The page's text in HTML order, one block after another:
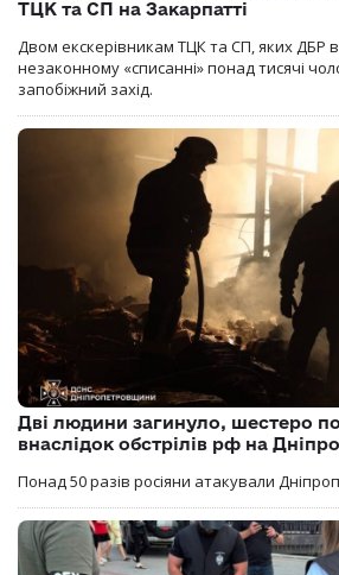
ТЦК та СП на Закарпатті
Двом екскерівникам ТЦК та СП, яких ДБР
незаконному «списанні» понад тисячі
запобіжний захід.
Дві людини загинуло, шестеро
внаслідок обстрілів рф на
Понад 50 разів росіяни атакували